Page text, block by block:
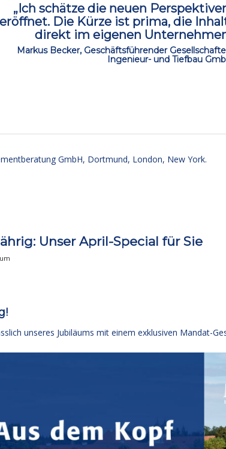
„Ich schätze die neuen
eröffnet. Die Kürze ist prima, die
direkt im eigenen
Markus Becker, Geschäftsführender
Ingenieur- und Tiefbau
GmbH, Dortmund, London, New York.
Unser April-Special für Sie
unseres Jubiläums mit einem exklusiven Mandat-